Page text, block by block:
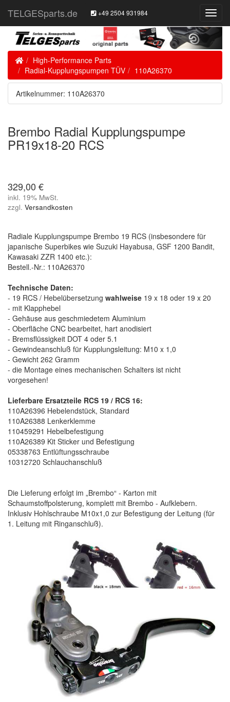
TELGESparts.de +49 2504 931984
HomeHigh-Performance Parts
Radial-Kupplungspumpen TÜV
110A26370
Artikelnummer: 110A26370
Brembo Radial Kupplungspumpe
PR19x18-20 RCS
329,00 €
inkl. 19% MwSt.
zzgl. Versandkosten
Radiale Kupplungspumpe Brembo 19 RCS (insbesondere für
japanische Superbikes wie Suzuki Hayabusa, GSF 1200 Bandit,
Kawasaki ZZR 1400 etc.):
Bestell.-Nr.: 110A26370
Technische Daten:
- 19 RCS / Hebelübersetzung wahlweise 19 x 18 oder 19 x 20
- mit Klapphebel
- Gehäuse aus geschmiedetem Aluminium
- Oberfläche CNC bearbeitet, hart anodisiert
- Bremsflüssigkeit DOT 4 oder 5.1
- Gewindeanschluß für Kupplungsleitung: M10 x 1,0
- Gewicht 262 Gramm
- die Montage eines mechanischen Schalters ist nicht
vorgesehen!
Lieferbare Ersatzteile RCS 19 / RCS 16:
110A26396 Hebelendstück, Standard
110A26388 Lenkerklemme
110459291 Hebelbefestigung
110A26389 Kit Sticker und Befestigung
05338763 Entlüftungsschraube
10312720 Schlauchanschluß
Die Lieferung erfolgt im „Brembo“ - Karton mit
Schaumstoffpolsterung, komplett mit Brembo - Aufklebern.
Inklusiv Hohlschraube M10x1,0 zur Befestigung der Leitung (für
1. Leitung mit Ringanschluß).